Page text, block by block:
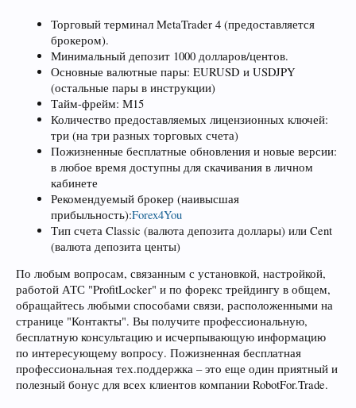
Торговый терминал MetaTrader 4 (предоставляется
брокером).
Минимальный депозит 1000 долларов/центов.
Основные валютные пары: EURUSD и USDJPY
(остальные пары в инструкции)
Тайм-фрейм: М15
Количество предоставляемых лицензионных ключей:
три (на три разных торговых счета)
Пожизненные бесплатные обновления и новые версии:
в любое время доступны для скачивания в личном
кабинете
Рекомендуемый брокер (наивысшая
прибыльность):Forex4You
Тип счета Classic (валюта депозита доллары) или Cent
(валюта депозита центы)
По любым вопросам, связанным с установкой, настройкой,
работой АТС "ProfitLocker" и по форекс трейдингу в общем,
обращайтесь любыми способами связи, расположенными на
странице "Контакты". Вы получите профессиональную,
бесплатную консультацию и исчерпывающую информацию
по интересующему вопросу. Пожизненная бесплатная
профессиональная тех.поддержка – это еще один приятный и
полезный бонус для всех клиентов компании RobotFor.Trade.